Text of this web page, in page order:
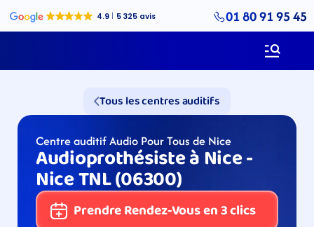
01 80 91 95 45
Tous les centres auditifs
Centre auditif Audio Pour Tous de Nice
Audioprothésiste à Nice -
Nice TNL (06300)
Prendre Rendez-Vous en 3 clics